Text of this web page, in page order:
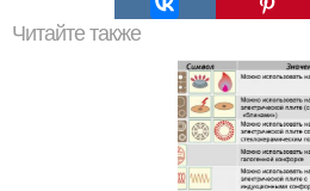
Читайте также